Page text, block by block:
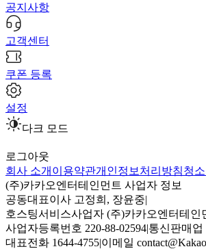
공지사항
고객센터
쿠폰 등록
설정
다크 모드
로그아웃
회사 소개 이용약관개인정보처리방침청
(주)카카오엔터테인먼트 사업자 정보
공동대표이사 고정희, 장윤중|
호스팅서비스사업자 (주)카카오엔터테인
사업자등록번호 220-88-02594|통신판매업
대표전화 1644-4755|이메일